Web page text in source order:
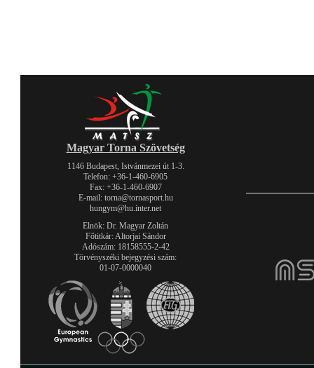
Magyar Torna Szövetség
1146 Budapest, Istvánmezei út 1-3.
Telefon: +36-1-460-6905
Fax: +36-1-460-6907
E-mail: torna@tornasport.hu
hungym@hu.inter.net
Elnök: Dr. Magyar Zoltán
Főtitkár: Altorjai Sándor
Adószám: 18158555-2-42
Törvényszéki bejegyzési szám:
01-07-0000040